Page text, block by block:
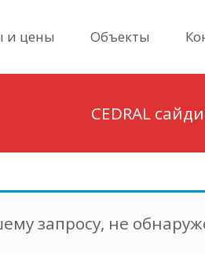
и цены Объекты
CEDRAL
запросу, не